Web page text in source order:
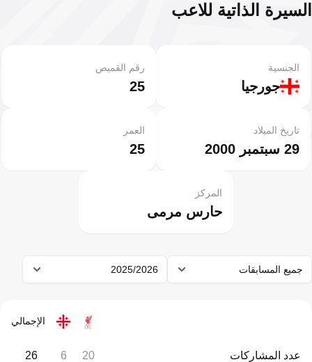
السيرة الذاتية للاعب
جورجيا
الجنسية
25
رقم القميص
29 سبتمبر 2000
تاريخ الميلاد
25
العمر
حارس مرمى
المركز
جميع المسابقات 2025/2026
الإجمالي
عدد المشاركات 20
6
26